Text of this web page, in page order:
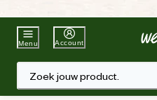
Beste
Menu Account
Zoek jouw product.